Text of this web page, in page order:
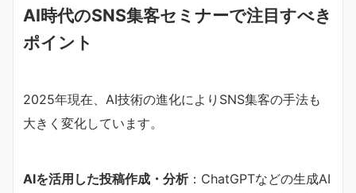
AI時代のSNS集客セミナーで注目すべき
ポイント
2025年現在、AI技術の進化によりSNS集客の手法も
大きく変化しています。
AIを活用した投稿作成・分析：ChatGPTなどの生成AI